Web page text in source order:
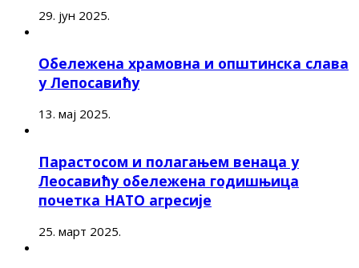
29. јун 2025.
Обележена храмовна и општинска слава
у Лепосавићу
13. мај 2025.
Парастосом и полагањем венаца у
Леосавићу обележена годишњица
почетка НАТО агресије
25. март 2025.